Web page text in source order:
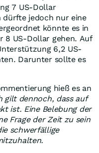
7 US-Dollar
dürfte jedoch nur eine
könnte es in
8 US-Dollar gehen. Auf
6,2 US-
Darunter sollte es
hieß es an
gilt dennoch, dass auf
ist. Eine Belebung der
Frage der Zeit zu sein
schwerfällige